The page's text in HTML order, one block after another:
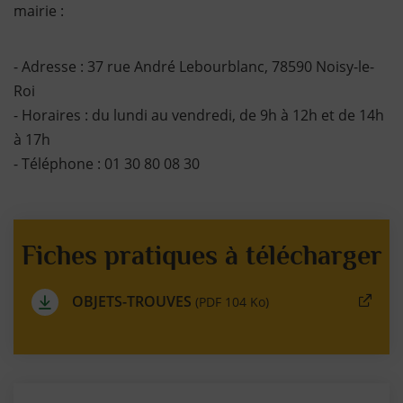
mairie :
- Adresse : 37 rue André Lebourblanc, 78590 Noisy-le-
Roi
- Horaires : du lundi au vendredi, de 9h à 12h et de 14h
à 17h
​​​​​​​- Téléphone : 01 30 80 08 30
Fiches pratiques à télécharger
OBJETS-TROUVES (PDF 104 Ko)